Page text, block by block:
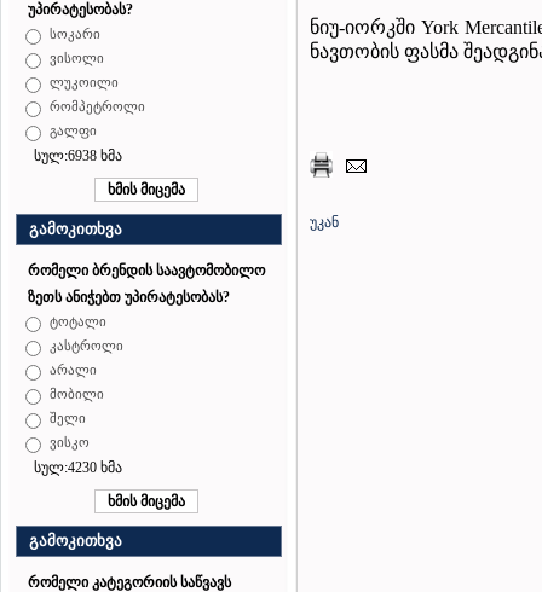
უპირატესობას?
სოკარი
ვისოლი
ლუკოილი
რომპეტროლი
გალფი
სულ:6938 ხმა
გამოკითხვა
რომელი ბრენდის საავტომობილო
ზეთს ანიჭებთ უპირატესობას?
ტოტალი
კასტროლი
არალი
მობილი
შელი
ვისკო
სულ:4230 ხმა
გამოკითხვა
რომელი კატეგორიის საწვავს
ნიუ-იორკში York
ნავთობის ფასმა
უკან